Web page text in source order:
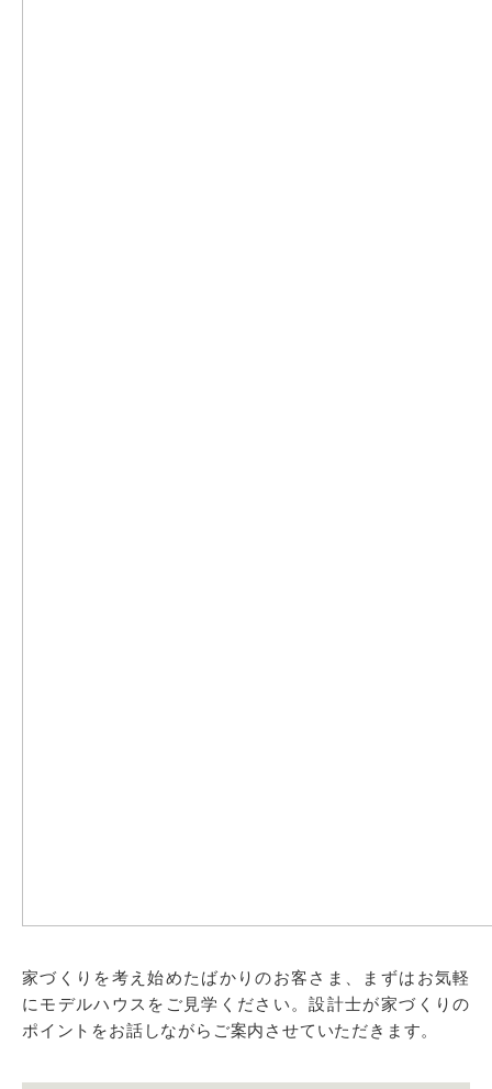
家づくりを考え始めたばかりのお客さま、まずはお気軽
にモデルハウスをご見学ください。設計士が家づくりの
ポイントをお話しながらご案内させていただきます。